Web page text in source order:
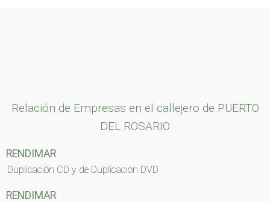
Relación de Empresas en el callejero de PUERTO
DEL ROSARIO
RENDIMAR
Duplicación CD y de Duplicacion DVD
RENDIMAR